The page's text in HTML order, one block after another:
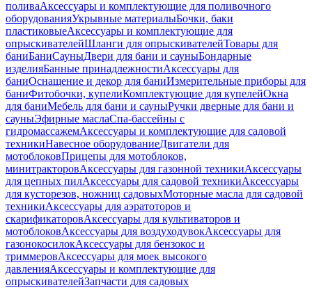
поливаАксессуары и комплектующие для поливочного
оборудованияУкрывные материалыБочки, баки
пластиковыеАксессуары и комплектующие для
опрыскивателейШланги для опрыскивателейТовары для
баниБаниСауныДвери для бани и сауныБондарные
изделияБанные принадлежностиАксессуары для
баниОснащение и декор для баниИзмерительные приборы для
баниФитобочки, купелиКомплектующие для купелейОкна
для баниМебель для бани и сауныРучки дверные для бани и
сауныЭфирные маслаСпа-бассейны с
гидромассажемАксессуары и комплектующие для садовой
техникиНавесное оборудованиеДвигатели для
мотоблоковПрицепы для мотоблоков,
минитракторовАксессуары для газонной техникиАксессуары
для цепных пилАксессуары для садовой техникиАксессуары
для кусторезов, ножниц садовыхМоторные масла для садовой
техникиАксессуары для аэратоторов и
скарификаторовАксессуары для культиваторов и
мотоблоковАксессуары для воздуходувокАксессуары для
газонокосилокАксессуары для бензокос и
триммеровАксессуары для моек высокого
давленияАксессуары и комплектующие для
опрыскивателейЗапчасти для садовых